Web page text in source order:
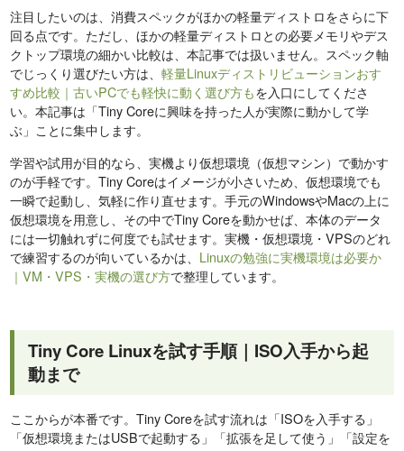
注目したいのは、消費スペックがほかの軽量ディストロをさらに下
回る点です。ただし、ほかの軽量ディストロとの必要メモリやデス
クトップ環境の細かい比較は、本記事では扱いません。スペック軸
でじっくり選びたい方は、軽量Linuxディストリビューションおす
すめ比較｜古いPCでも軽快に動く選び方もを入口にしてくださ
い。本記事は「Tiny Coreに興味を持った人が実際に動かして学
ぶ」ことに集中します。
学習や試用が目的なら、実機より仮想環境（仮想マシン）で動かす
のが手軽です。Tiny Coreはイメージが小さいため、仮想環境でも
一瞬で起動し、気軽に作り直せます。手元のWindowsやMacの上に
仮想環境を用意し、その中でTiny Coreを動かせば、本体のデータ
には一切触れずに何度でも試せます。実機・仮想環境・VPSのどれ
で練習するのが向いているかは、 Linuxの勉強に実機環境は必要か
｜VM・VPS・実機の選び方で整理しています。
Tiny Core Linuxを試す手順｜ISO入手から起
動まで
ここからが本番です。Tiny Coreを試す流れは「ISOを入手する」
「仮想環境またはUSBで起動する」「拡張を足して使う」「設定を